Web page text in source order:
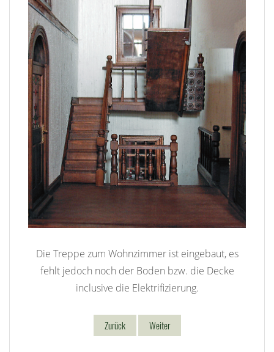
Die Treppe zum Wohnzimmer ist eingebaut, es
fehlt jedoch noch der Boden bzw. die Decke
inclusive die Elektrifizierung.
Zurück Weiter